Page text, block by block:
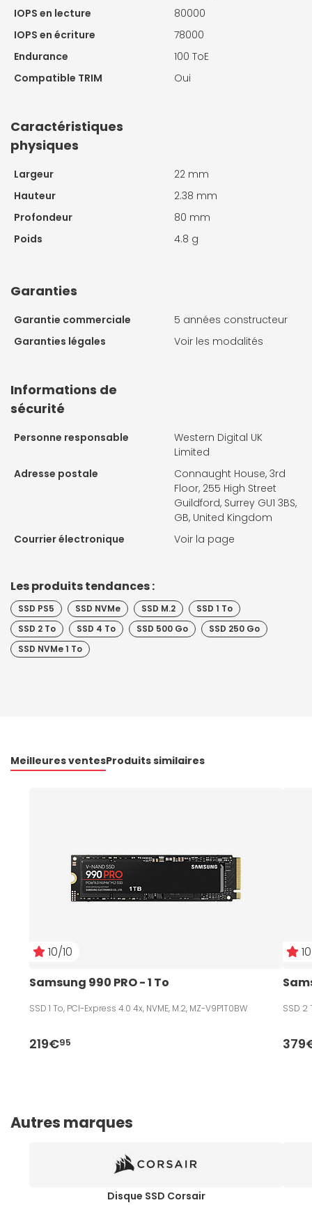
IOPS en lecture
80000
IOPS en écriture
78000
Endurance
100 ToE
Compatible TRIM
Oui
Caractéristiques
physiques
Largeur
22 mm
Hauteur
2.38 mm
Profondeur
80 mm
Poids
4.8 g
Garanties
Garantie commerciale
5 années constructeur
Garanties légales
Voir les modalités
Informations de
sécurité
Personne responsable
Western Digital UK
Limited
Adresse postale
Connaught House, 3rd
Floor, 255 High Street
Guildford, Surrey GU1 3BS,
GB, United Kingdom
Courrier électronique
Voir la page
Les produits tendances :
SSD PS5 SSD NVMe SSD M.2
SSD 1 To
SSD 2 To
SSD 4 To SSD 500 Go
SSD 250 Go
SSD NVMe 1 To
Meilleures ventesProduits similaires
10/10
Samsung 990 PRO - 1 To
SSD 1 To, PCI-Express 4.0 4x, NVME, M.2, MZ-V9P1T0BW
219€95
SSD 2
Autres marques
Disque SSD Corsair